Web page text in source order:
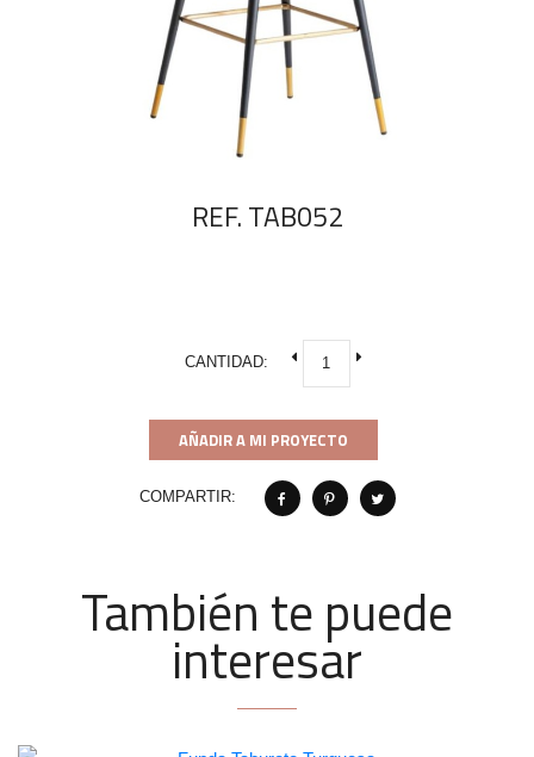
REF. TAB052
CANTIDAD:
AÑADIR A MI PROYECTO
COMPARTIR:
También te puede
interesar